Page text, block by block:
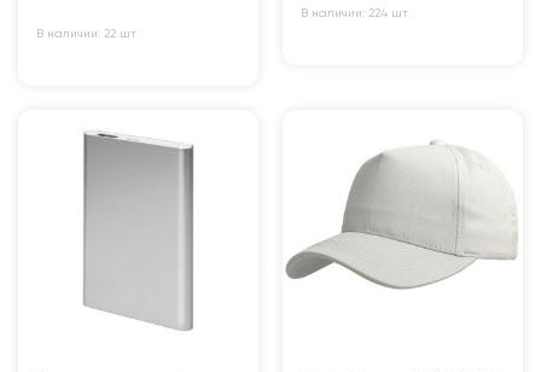
В наличии: 22 шт
В наличии: 224 шт